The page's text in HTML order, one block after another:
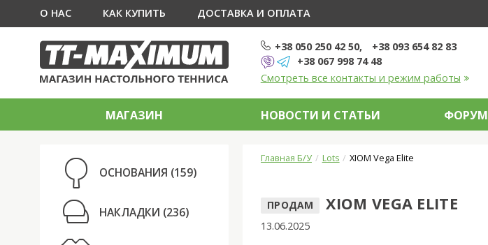
О НАС КАК КУПИТЬ ДОСТАВКА И ОПЛАТА
+38 050 250 42 50
+38 093 654 82 83
+38 067 998 74 48
Смотреть все контакты и режим работы
МАГАЗИН НОВОСТИ И СТАТЬИ ФОРУМ
ОСНОВАНИЯ (159)
НАКЛАДКИ (236)
Главная Б/У Lots XIOM Vega Elite
ПРОДАМ XIOM VEGA ELITE
13.06.2025